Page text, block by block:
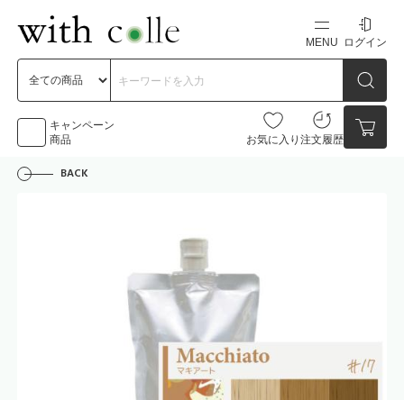
MENU
新規会員登録
ログイン
キャンペーン
商品
お気に入り 注文履歴
カートの中身を見る
BACK